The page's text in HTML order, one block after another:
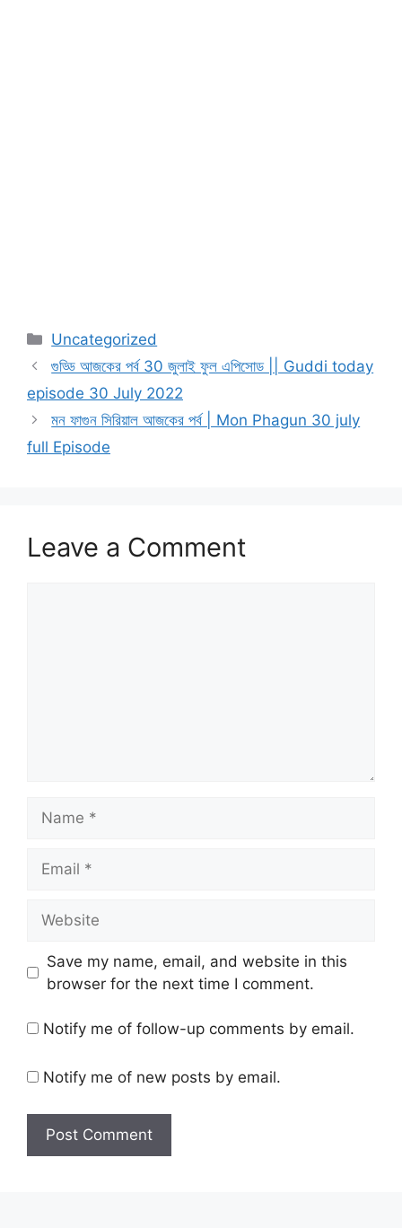
Categories
Uncategorized
গুড্ডি আজকের পর্ব 30 জুলাই ফুল এপিসোড || Guddi today
episode 30 July 2022
মন ফাগুন সিরিয়াল আজকের পর্ব | Mon Phagun 30 july
full Episode
Leave a Comment
Save my name, email, and website in this
browser for the next time I comment.
Notify me of follow-up comments by email.
Notify me of new posts by email.